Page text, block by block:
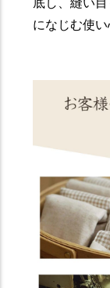
になじむ使い